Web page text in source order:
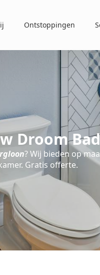
Ontstoppingen
Droom
? Wij bieden op
Gratis offerte.